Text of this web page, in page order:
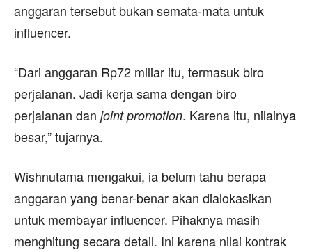
anggaran tersebut bukan semata-mata untuk
influencer.
“Dari anggaran Rp72 miliar itu, termasuk biro
perjalanan. Jadi kerja sama dengan biro
perjalanan dan joint promotion. Karena itu, nilainya
besar,” tujarnya.
Wishnutama mengakui, ia belum tahu berapa
anggaran yang benar-benar akan dialokasikan
untuk membayar influencer. Pihaknya masih
menghitung secara detail. Ini karena nilai kontrak